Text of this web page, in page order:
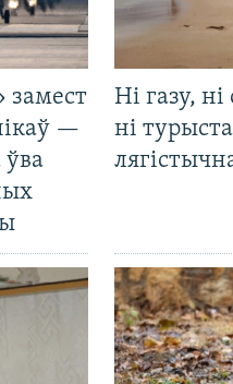
замест
—
ўва
Ні газу, ні
ні